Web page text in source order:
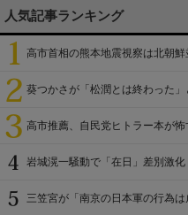
人気記事ランキング
高市首相の熊本地震視察は北朝鮮
葵つかさが「松潤とは終わった」
高市推薦、自民党ヒトラー本が怖
岩城滉一騒動で「在日」差別激化
三笠宮が「南京の日本軍の行為は